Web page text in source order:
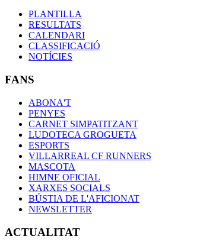
PLANTILLA
RESULTATS
CALENDARI
CLASSIFICACIÓ
NOTÍCIES
FANS
ABONA'T
PENYES
CARNET SIMPATITZANT
LUDOTECA GROGUETA
ESPORTS
VILLARREAL CF RUNNERS
MASCOTA
HIMNE OFICIAL
XARXES SOCIALS
BÚSTIA DE L'AFICIONAT
NEWSLETTER
ACTUALITAT